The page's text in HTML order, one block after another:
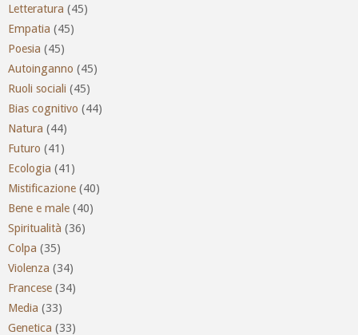
Letteratura (45)
Empatia (45)
Poesia (45)
Autoinganno (45)
Ruoli sociali (45)
Bias cognitivo (44)
Natura (44)
Futuro (41)
Ecologia (41)
Mistificazione (40)
Bene e male (40)
Spiritualità (36)
Colpa (35)
Violenza (34)
Francese (34)
Media (33)
Genetica (33)